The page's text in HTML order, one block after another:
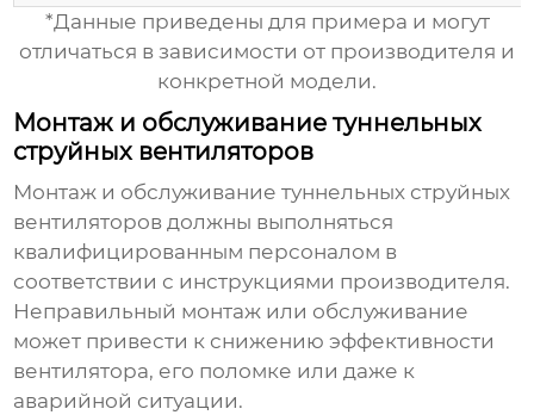
*Данные приведены для примера и могут
отличаться в зависимости от производителя и
конкретной модели.
Монтаж и обслуживание туннельных
струйных вентиляторов
Монтаж и обслуживаниетуннельных струйных
вентиляторов должны выполняться
квалифицированным персоналом в
соответствии с инструкциями производителя.
Неправильный монтаж или обслуживание
может привести к снижению эффективности
вентилятора, его поломке или даже к
аварийной ситуации.